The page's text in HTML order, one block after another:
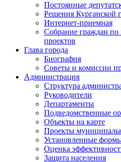
Постоянные
Решения Курганской
Интернет-приемная
Собрание граждан
проектов
Глава города
Биография
Советы и комиссии
Администрация
Структура
Руководители
Департаменты
Подведомственные
Объекты на карте
Проекты
Установленные
Оценка
Защита населения